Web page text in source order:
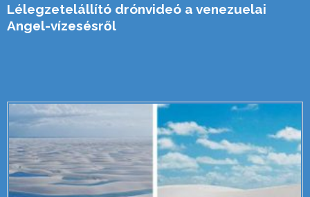
Lélegzetelállító drónvideó a venezuelai
Angel-vízesésről